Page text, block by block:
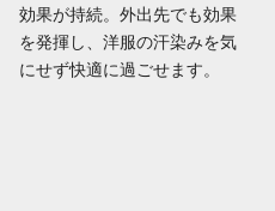
効果が持続。外出先でも効果
を発揮し、洋服の汗染みを気
にせず快適に過ごせます。